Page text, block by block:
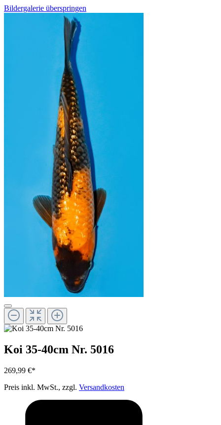
Bildergalerie überspringen
Koi 35-40cm Nr. 5016
269,99 €*
Preis inkl. MwSt., zzgl. Versandkosten